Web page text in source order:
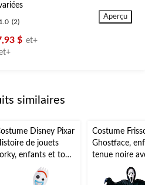
1.0 (2)
$ et+
prix
de
Aperçu
similaires
Disney Pixar
de jouets
enfants et tout-
petits, combinaison
blanche avec masque,
Costume
Ghostface,
tenue noire
masque,